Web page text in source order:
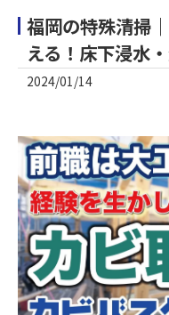
福岡の特殊清掃
える！床下浸水
2024/01/14